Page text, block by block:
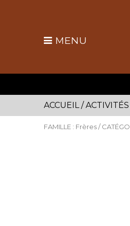
MENU
ACCUEIL /ACTIVITÉS
FAMILLE : Frères /